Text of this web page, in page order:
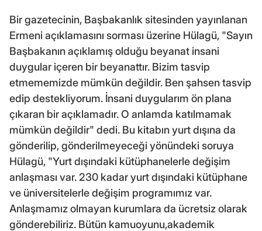
Bir gazetecinin, Başbakanlık sitesinden yayınlanan
Ermeni açıklamasını sorması üzerine Hülagü, "Sayın
Başbakanın açıklamış olduğu beyanat insani
duygular içeren bir beyanattır. Bizim tasvip
etmememizde mümkün değildir. Ben şahsen tasvip
edip destekliyorum. İnsani duygularım ön plana
çıkaran bir açıklamadır. O anlamda katılmamak
mümkün değildir" dedi. Bu kitabın yurt dışına da
gönderilip, gönderilmeyeceği yönündeki soruya
Hülagü, "Yurt dışındaki kütüphanelerle değişim
anlaşması var. 230 kadar yurt dışındaki kütüphane
ve üniversitelerle değişim programımız var.
Anlaşmamız olmayan kurumlara da ücretsiz olarak
gönderebiliriz. Bütün kamuoyunu,akademik